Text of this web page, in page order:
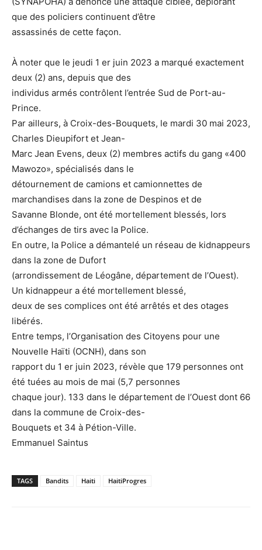
que des policiers continuent d’être
assassinés de cette façon.
À noter que le jeudi 1 er juin 2023 a marqué exactement
deux (2) ans, depuis que des
individus armés contrôlent l’entrée Sud de Port-au-
Prince.
Par ailleurs, à Croix-des-Bouquets, le mardi 30 mai 2023,
Charles Dieupifort et Jean-
Marc Jean Evens, deux (2) membres actifs du gang «400
Mawozo», spécialisés dans le
détournement de camions et camionnettes de
marchandises dans la zone de Despinos et de
Savanne Blonde, ont été mortellement blessés, lors
d’échanges de tirs avec la Police.
En outre, la Police a démantelé un réseau de kidnappeurs
dans la zone de Dufort
(arrondissement de Léogâne, département de l’Ouest).
Un kidnappeur a été mortellement blessé,
deux de ses complices ont été arrêtés et des otages
libérés.
Entre temps, l’Organisation des Citoyens pour une
Nouvelle Haïti (OCNH), dans son
rapport du 1 er juin 2023, révèle que 179 personnes ont
été tuées au mois de mai (5,7 personnes
chaque jour). 133 dans le département de l’Ouest dont 66
dans la commune de Croix-des-
Bouquets et 34 à Pétion-Ville.
Emmanuel Saintus
TAGS Bandits Haiti HaitiProgres